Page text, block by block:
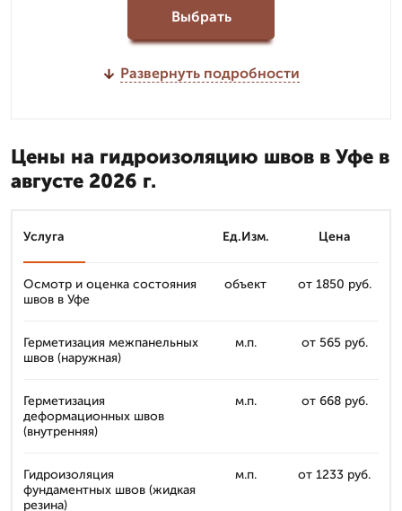
Выбрать
Развернуть подробности
Цены на гидроизоляцию швов в Уфе в
августе 2026 г.
Услуга Ед.Изм. Цена
Осмотр и оценка состояния
швов в Уфе
объект от 1850 руб.
Герметизация межпанельных
швов (наружная)
м.п. от 565 руб.
Герметизация
деформационных швов
(внутренняя)
м.п. от 668 руб.
Гидроизоляция
фундаментных швов (жидкая
резина)
м.п. от 1233 руб.